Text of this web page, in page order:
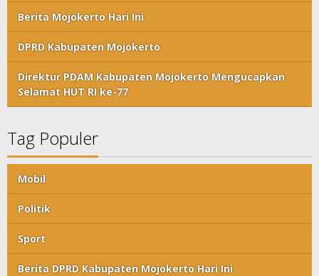
Berita Mojokerto Hari Ini
DPRD Kabupaten Mojokerto
Direktur PDAM Kabupaten Mojokerto Mengucapkan
Selamat HUT RI ke-77
Tag Populer
Mobil
Politik
Sport
Berita DPRD Kabupaten Mojokerto Hari Ini